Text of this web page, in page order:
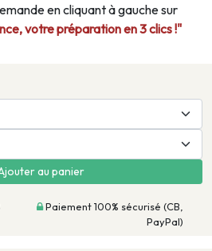
en cliquant à gauche sur
votre préparation en 3 clics !"
au panier
Paiement 100% sécurisé (CB,
PayPal)